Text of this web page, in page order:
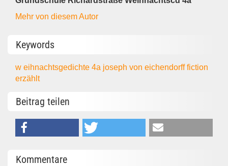
Mehr von diesem Autor
Keywords
w eihnachtsgedichte4a joseph von eichendorfffiction
erzählt
Beitrag teilen
Kommentare